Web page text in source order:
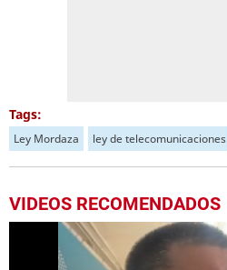
Tags:
Ley Mordaza ley de telecomunicaciones
VIDEOS RECOMENDADOS